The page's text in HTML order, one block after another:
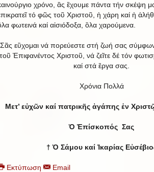
χρόνο, ἂς ἒχουμε πάντα τήν σκέψη
τό φῶς τοῦ Χριστοῦ, ἡ χάρη καί ἡ
φωτεινά καί αἰσιόδοξα, ὃλα χαρούμενα.
Σᾶς εὒχομαι νά πορεύεστε στή ζωή σας
τοῦ Ἐπιφανέντος Χριστοῦ, νά ζεῖτε δέ τόν
καί στά ἒργα σας.
Χρόνια Πολλά
Μετ’ εὐχῶν καί πατρικῆς ἀγάπης ἐν
Ὁ Ἐπίσκοπός Σας
† Ὁ Σάμου καί Ἰκαρίας
Εκτύπωση Email